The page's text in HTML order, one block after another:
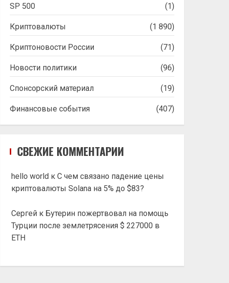
SP 500 (1)
Криптовалюты (1 890)
Криптоновости России (71)
Новости политики (96)
Спонсорский материал (19)
Финансовые события (407)
СВЕЖИЕ КОММЕНТАРИИ
hello world кС чем связано падение цены
криптовалюты Solana на 5% до $83?
Сергей к Бутерин пожертвовал на помощь
Турции после землетрясения $ 227000 в
ETH